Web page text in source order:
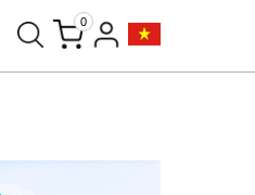
0